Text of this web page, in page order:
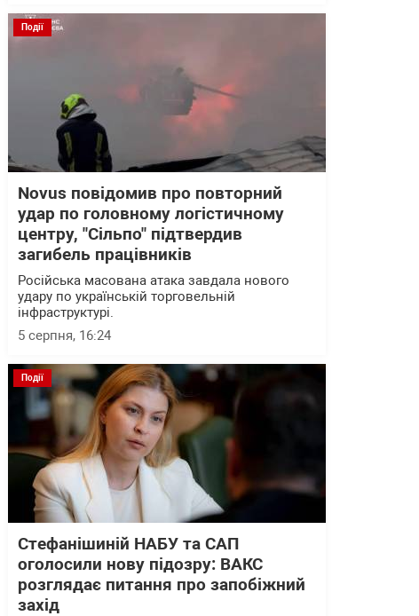
Події
Novus повідомив про повторний
удар по головному логістичному
центру, "Сільпо" підтвердив
загибель працівників
Російська масована атака завдала нового
удару по українській торговельній
інфраструктурі.
5 серпня, 16:24
Події
Стефанішиній НАБУ та САП
оголосили нову підозру: ВАКС
розглядає питання про запобіжний
захід